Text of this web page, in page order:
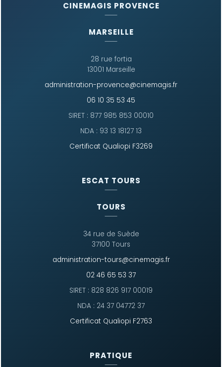
CINEMAGIS PROVENCE
MARSEILLE
28 rue fortia
13001 Marseille
administration-provence@cinemagis.fr
06 10 35 53 45
SIRET : 877 985 853 00010
NDA : 93 13 18127 13
Certificat Qualiopi F3269
ESCAT TOURS
TOURS
34 rue de Suède
37100 Tours
administration-tours@cinemagis.fr
02 46 65 53 37
SIRET : 828 826 917 00019
NDA : 24 37 04772 37
Certificat Qualiopi F2763
PRATIQUE